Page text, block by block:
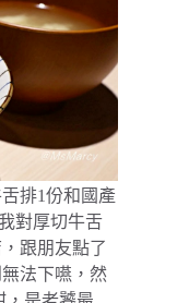
排1份和國產
對厚切牛舌
跟朋友點了
法下嚥，然